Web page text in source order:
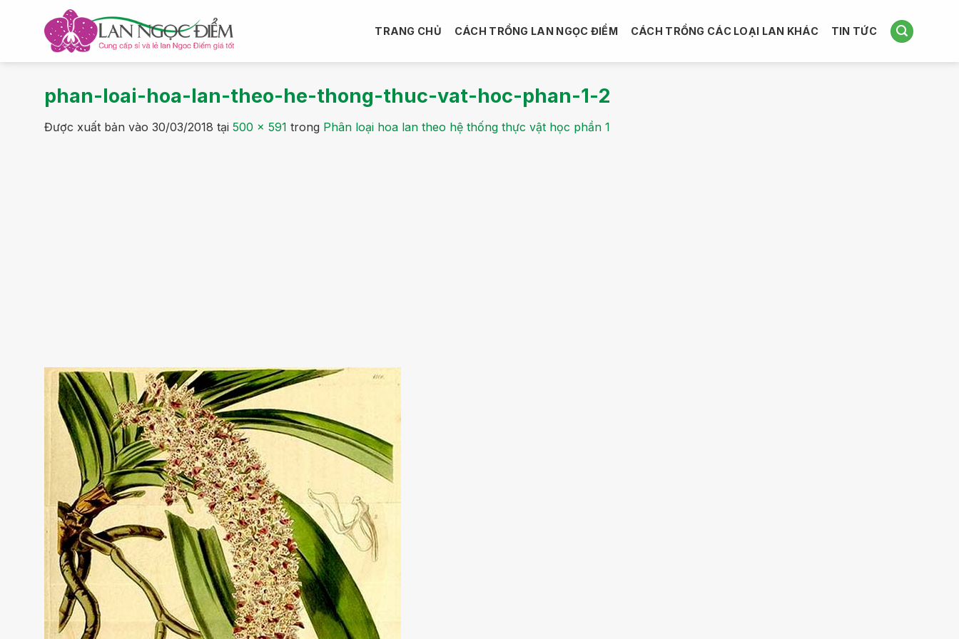
dung
TRANG CHỦ CÁCH TRỒNG LAN NGỌC ĐIỂM CÁCH TRỒNG CÁC LOẠI LAN KHÁC TIN TỨC
phan-loai-hoa-lan-theo-he-thong-thuc-vat-hoc-phan-1-2
Được xuất bản vào 30/03/2018 tại 500 × 591 trong Phân loại hoa lan theo hệ thống thực vật học phần 1